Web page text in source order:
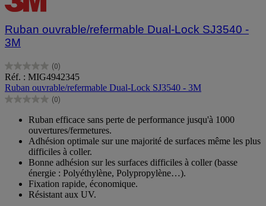
Ruban ouvrable/refermable Dual-Lock SJ3540 -
3M
(0)
0.0
sur
5
étoiles.
Réf. : MIG4942345
Ruban ouvrable/refermable Dual-Lock SJ3540 - 3M
(0)
0.0
étoiles.
Ruban efficace sans perte de performance jusqu'à 1000
ouvertures/fermetures.
Adhésion optimale sur une majorité de surfaces même les plus
difficiles à coller.
Bonne adhésion sur les surfaces difficiles à coller (basse
énergie : Polyéthylène, Polypropylène…).
Fixation rapide, économique.
Résistant aux UV.